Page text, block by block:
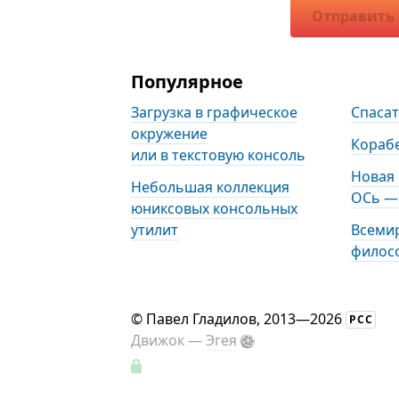
Отправить
Популярное
Загрузка в графическое
окружение
или в текстовую консоль
Небольшая коллекция
юниксовых консольных
утилит
Новая
ОСь —
© Павел Гладилов, 2013—2026 РСС
Движок —Эгея